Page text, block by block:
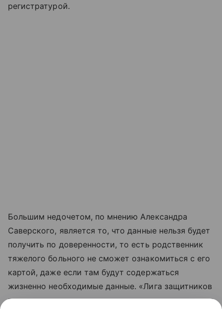
регистратурой.
Большим недочетом, по мнению Александра
Саверского, является то, что данные нельзя будет
получить по доверенности, то есть родственник
тяжелого больного не сможет ознакомиться с его
картой, даже если там будут содержаться
жизненно необходимые данные. «Лига защитников
пациентов» в лице своего руководителя планирует